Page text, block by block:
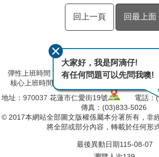
回上一頁 回最上面
彈性上班時間：AM8:00~09:00 彈性下班時
核心上班時間：星期一 ~ 星期五
地址： 970037 花蓮市仁愛街19號
電話：
傳真：(03)833-5026
© 2017本網站全部圖文版權係屬本分署所有，非
將全部或部分內容，轉載於任何形
最後異動日期115-08-07
大家好，我是阿滴仔!
有任何問題可以先問我噢!